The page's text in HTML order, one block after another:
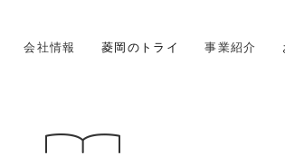
会社情報 菱岡のトライ 事業紹介